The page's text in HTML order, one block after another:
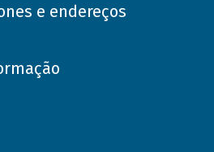
e endereços